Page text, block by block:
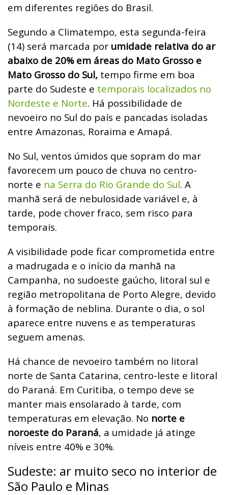
em diferentes regiões do Brasil.
Segundo a Climatempo, esta segunda-feira
(14) será marcada por umidade relativa do ar
abaixo de 20% em áreas do Mato Grosso e
Mato Grosso do Sul, tempo firme em boa
parte do Sudeste e temporais localizados no
Nordeste e Norte. Há possibilidade de
nevoeiro no Sul do país e pancadas isoladas
entre Amazonas, Roraima e Amapá.
No Sul, ventos úmidos que sopram do mar
favorecem um pouco de chuva no centro-
norte e na Serra do Rio Grande do Sul. A
manhã será de nebulosidade variável e, à
tarde, pode chover fraco, sem risco para
temporais.
A visibilidade pode ficar comprometida entre
a madrugada e o início da manhã na
Campanha, no sudoeste gaúcho, litoral sul e
região metropolitana de Porto Alegre, devido
à formação de neblina. Durante o dia, o sol
aparece entre nuvens e as temperaturas
seguem amenas.
Há chance de nevoeiro também no litoral
norte de Santa Catarina, centro-leste e litoral
do Paraná. Em Curitiba, o tempo deve se
manter mais ensolarado à tarde, com
temperaturas em elevação. No norte e
noroeste do Paraná, a umidade já atinge
níveis entre 40% e 30%.
Sudeste: ar muito seco no interior de
São Paulo e Minas